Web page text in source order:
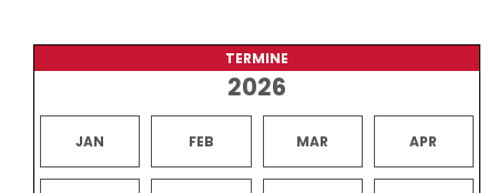
TERMINE
2026
JAN FEB MAR APR